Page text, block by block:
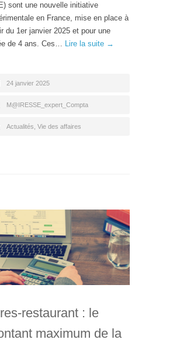
sont une nouvelle initiative
en France, mise en place à
du 1er janvier 2025 et pour une
de 4 ans. Ces… Lire la suite →
24 janvier 2025
M@IRESSE_expert_Compta
Actualités Vie des affaires
restaurant : le
maximum de la